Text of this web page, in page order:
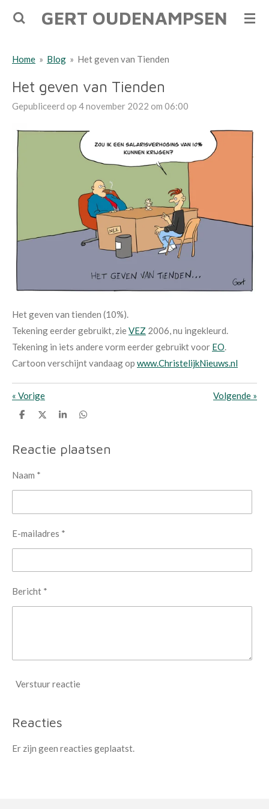
Ga
de
GERT OUDENAMPSEN
Home » Blog » Het geven van Tienden
Het geven van Tienden
Gepubliceerd op 4 november 2022 om 06:00
Het geven van tienden (10%).
Tekening eerder gebruikt, zieVEZ 2006, nu ingekleurd.
Tekening in iets andere vorm eerder gebruikt voor EO.
Cartoon verschijnt vandaag op www.ChristelijkNieuws.nl
« Vorige Volgende »
D
n
D
l
S
e
D
n
Reactie plaatsen
Naam *
E-mailadres *
Bericht *
Verstuur reactie
Reacties
Er zijn geen reacties geplaatst.